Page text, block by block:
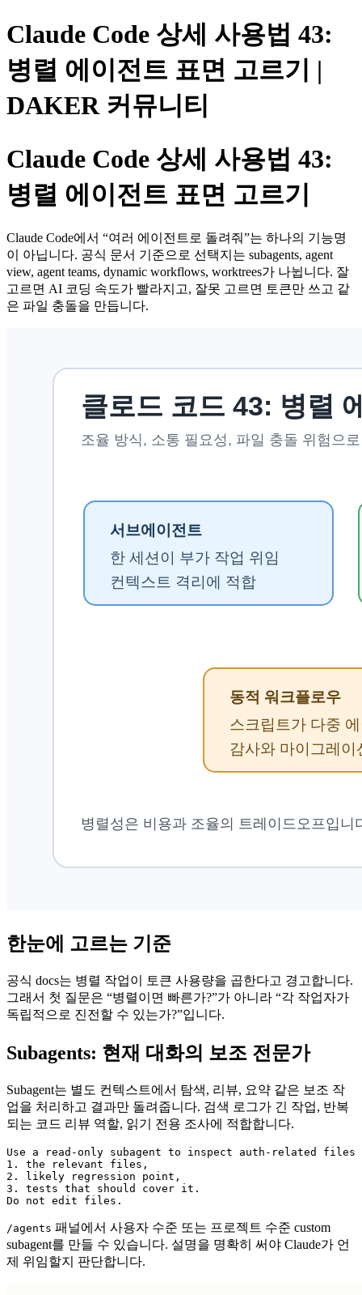
Claude Code 상세 사용법 43:
병렬 에이전트 표면 고르기 |
DAKER 커뮤니티
Claude Code 상세 사용법 43:
병렬 에이전트 표면 고르기
Claude Code에서 “여러 에이전트로 돌려줘”는 하나의 기능명
이 아닙니다. 공식 문서 기준으로 선택지는 subagents, agent
view, agent teams, dynamic workflows, worktrees가 나뉩니다. 잘
고르면 AI 코딩 속도가 빨라지고, 잘못 고르면 토큰만 쓰고 같
은 파일 충돌을 만듭니다.
한눈에 고르는 기준
공식 docs는 병렬 작업이 토큰 사용량을 곱한다고 경고합니다.
그래서 첫 질문은 “병렬이면 빠른가?”가 아니라 “각 작업자가
독립적으로 진전할 수 있는가?”입니다.
Subagents: 현재 대화의 보조 전문가
Subagent는 별도 컨텍스트에서 탐색, 리뷰, 요약 같은 보조 작
업을 처리하고 결과만 돌려줍니다. 검색 로그가 긴 작업, 반복
되는 코드 리뷰 역할, 읽기 전용 조사에 적합합니다.
Use a read-only subagent to inspect auth-related
1. the relevant files,
2. likely regression point,
3. tests that should cover it.
Do not edit files.
/agents 패널에서 사용자 수준 또는 프로젝트 수준 custom
subagent를 만들 수 있습니다. 설명을 명확히 써야 Claude가 언
제 위임할지 판단합니다.